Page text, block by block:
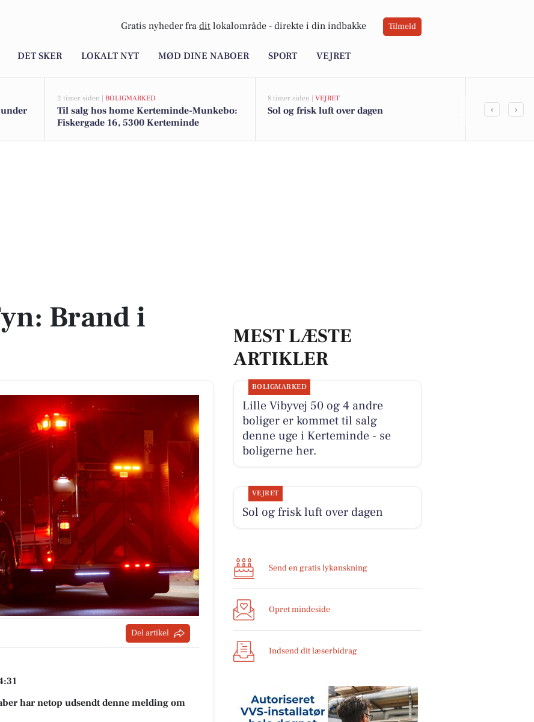
Gratis nyheder fra dit lokalområde - direkte i din indbakke Tilmeld
DET SKER LOKALT NYT MØD DINE NABOER SPORT VEJRET
2 timer siden | BOLIGMARKED
Til salg hos home Kerteminde-Munkebo:
Fiskergade 16, 5300 Kerteminde
8 timer siden | VEJRET
Sol og frisk luft over dagen ‹ ›
Brand i
Del artikel
har netop udsendt denne melding om
MEST LÆSTE
ARTIKLER
BOLIGMARKED
Lille Vibyvej 50 og 4 andre
boliger er kommet til salg
denne uge i Kerteminde - se
boligerne her.
VEJRET
Sol og frisk luft over dagen
Send en gratis lykønskning
Opret mindeside
Indsend dit læserbidrag